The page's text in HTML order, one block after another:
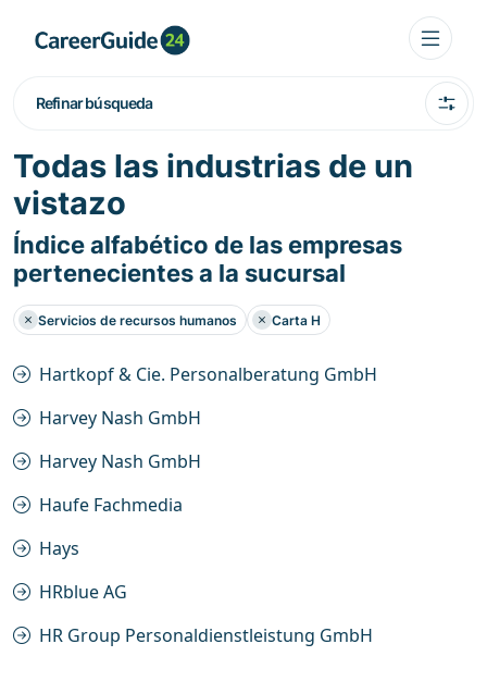
Refinar búsqueda
Todas las industrias de un
vistazo
Índice alfabético de las empresas
pertenecientes a la sucursal
Servicios de recursos humanos Carta H
Hartkopf & Cie. Personalberatung GmbH
Harvey Nash GmbH
Harvey Nash GmbH
Haufe Fachmedia
Hays
HRblue AG
HR Group Personaldienstleistung GmbH